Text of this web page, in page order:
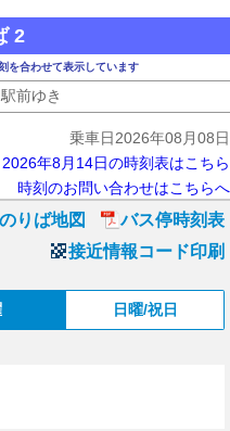
2
を合わせて表示しています
前ゆき
乗車日2026年08月08日
年8月14日の時刻表はこちら
時刻のお問い合わせはこちらへ
のりば地図
バス停時刻表
接近情報コード印刷
日曜/祝日